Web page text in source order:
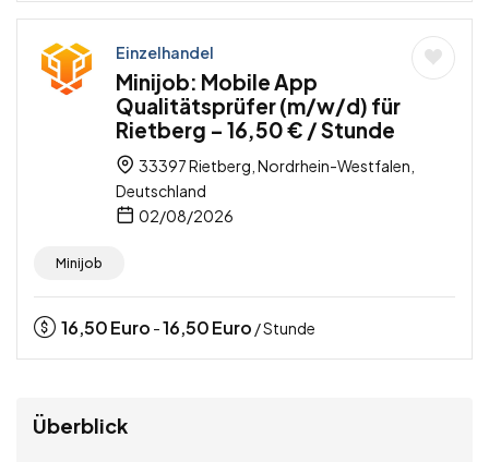
Einzelhandel
Minijob: Mobile App
Qualitätsprüfer (m/w/d) für
Rietberg – 16,50 € / Stunde
33397 Rietberg, Nordrhein-Westfalen,
Deutschland
02/08/2026
Minijob
16,50Euro -16,50Euro / Stunde
Überblick